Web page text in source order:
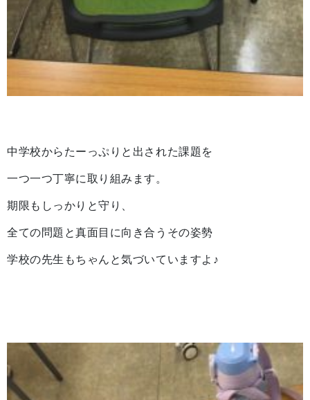
中学校からたーっぷりと出された課題を
一つ一つ丁寧に取り組みます。
期限もしっかりと守り、
全ての問題と真面目に向き合うその姿勢
学校の先生もちゃんと気づいていますよ♪